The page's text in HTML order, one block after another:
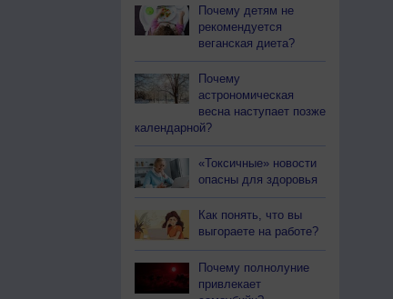
Почему детям не
рекомендуется
веганская диета?
Почему
астрономическая
весна наступает позже
календарной?
«Токсичные» новости
опасны для здоровья
Как понять, что вы
выгораете на работе?
Почему полнолуние
привлекает